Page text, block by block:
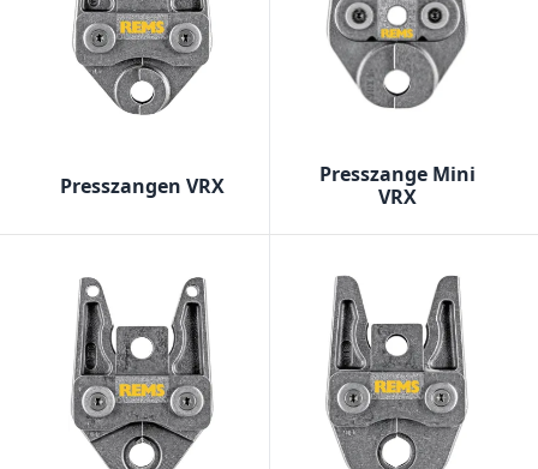
Presszangen VRX
Presszange Mini
VRX